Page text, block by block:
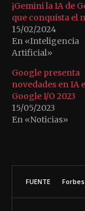
¡Gemini la IA de
que conquista el
15/02/2024
En «Inteligencia
Artificial»
Google presenta
novedades en IA
Google I/O 2023
15/05/2023
En «Noticias»
FUENTE Forbes